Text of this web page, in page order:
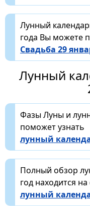
Лунный
года Вы можете
Свадьба 29
Лунный
Фазы Луны и
поможет узнать
лунный
Полный обзор
год находится
лунный